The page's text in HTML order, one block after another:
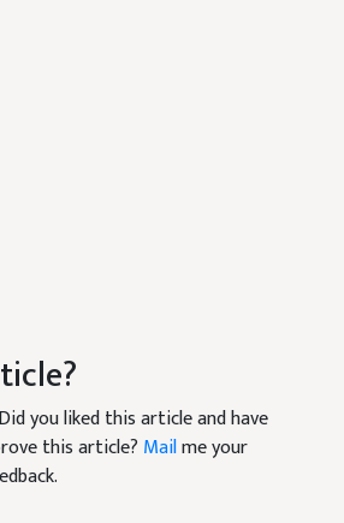
you liked this article and have
this article? Mailme your